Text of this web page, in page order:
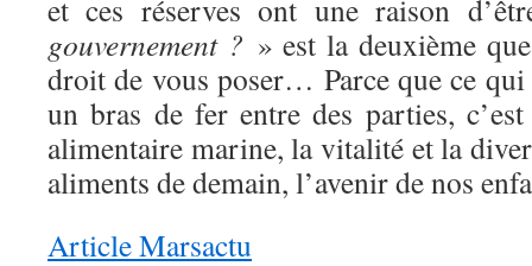
et ces réserves ont une raison
gouvernement ? » est la deuxième
droit de vous poser… Parce que ce qui
un bras de fer entre des parties,
alimentaire marine, la vitalité et la
aliments de demain, l’avenir de nos
Article Marsactu